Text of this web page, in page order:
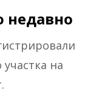
недавно
на